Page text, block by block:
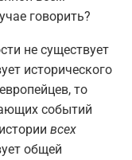
говорить?
не существует
исторического
то
событий
всех
общей